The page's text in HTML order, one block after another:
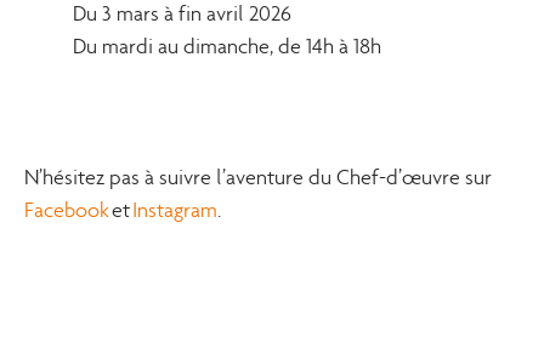
Du 3 mars à fin avril 2026
Du mardi au dimanche, de 14h à 18h
N’hésitez pas à suivre l’aventure du Chef-d’œuvre sur
FacebooketInstagram.